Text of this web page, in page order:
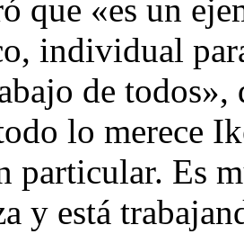
que «es un
individual
de
lo merece
particular. Es
y está